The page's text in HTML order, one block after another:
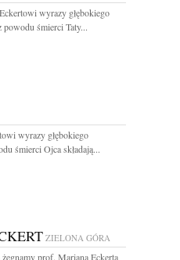
wyrazy głębokiego
powodu śmierci Taty...
wyrazy głębokiego
śmierci Ojca składają...
ZIELONA GÓRA
prof. Mariana Eckerta